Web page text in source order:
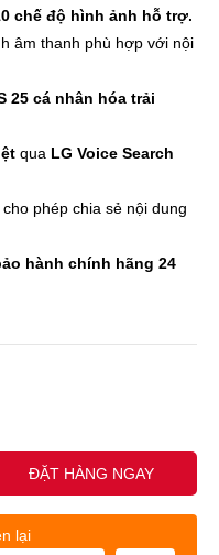
chế độ hình ảnh hỗ trợ.
âm thanh phù hợp với nội
25 cá nhân hóa trải
qua LG Voice Search
cho phép chia sẻ nội dung
hành chính hãng 24
ĐẶT HÀNG NGAY
lại